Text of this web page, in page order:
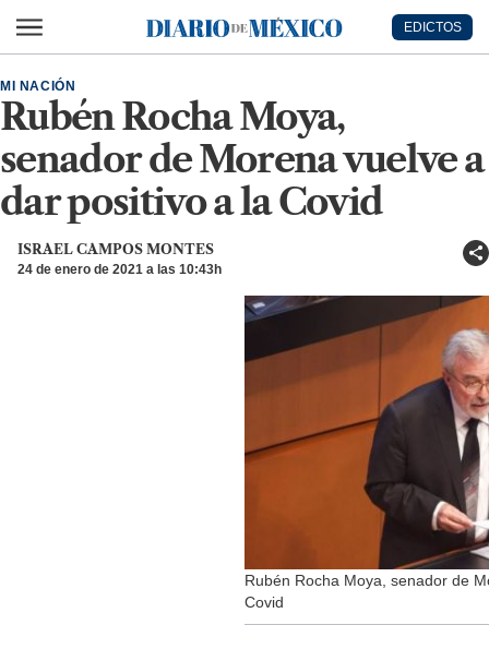
Diario de México
EDICTOS
Rubén Rocha Moya,
senador de Morena vuelve a
dar positivo a la Covid
MI NACIÓN
ISRAEL CAMPOS MONTES
24 de enero de 2021 a las 10:43h
Rubén Rocha Moya, senador de
Covid